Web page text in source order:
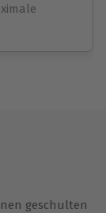
geschulten